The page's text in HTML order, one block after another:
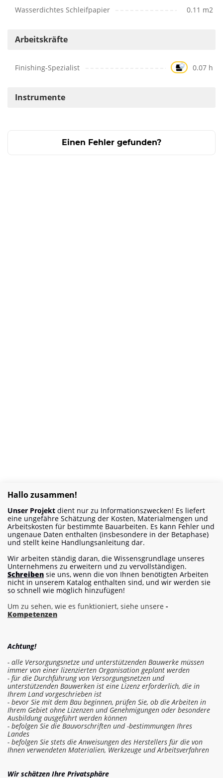
Wasserdichtes Schleifpapier 0.11 m2
Arbeitskräfte
Finishing-Spezialist 0.07 h
Instrumente
Einen Fehler gefunden?
In die Kostenschätzung einloggen
Hallo zusammen!
Unser Projekt dient nur zu Informationszwecken! Es liefert
eine ungefähre Schätzung der Kosten, Materialmengen und
Arbeitskosten für bestimmte Bauarbeiten. Es kann Fehler und
ungenaue Daten enthalten (insbesondere in der Betaphase)
und stellt keine Handlungsanleitung dar.
Wir arbeiten ständig daran, die Wissensgrundlage unseres
Unternehmens zu erweitern und zu vervollständigen.
Schreiben sie uns, wenn die von Ihnen benötigten Arbeiten
nicht in unserem Katalog enthalten sind, und wir werden sie
so schnell wie möglich hinzufügen!
Um zu sehen, wie es funktioniert, siehe unsere -
Kompetenzen
Achtung!
- alle Versorgungsnetze und unterstützenden Bauwerke müssen
immer von einer lizenzierten Organisation geplant werden
- für die Durchführung von Versorgungsnetzen und
unterstützenden Bauwerken ist eine Lizenz erforderlich, die in
Ihrem Land vorgeschrieben ist
- bevor Sie mit dem Bau beginnen, prüfen Sie, ob die Arbeiten in
Ihrem Gebiet ohne Lizenzen und Genehmigungen oder besondere
Ausbildung ausgeführt werden können
- befolgen Sie die Bauvorschriften und -bestimmungen Ihres
Landes
- befolgen Sie stets die Anweisungen des Herstellers für die von
Ihnen verwendeten Materialien, Werkzeuge und Arbeitsverfahren
Wir schätzen Ihre Privatsphäre